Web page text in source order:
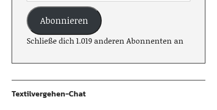
Abonnieren
Schließe dich 1.019 anderen Abonnenten an
Textilvergehen-Chat